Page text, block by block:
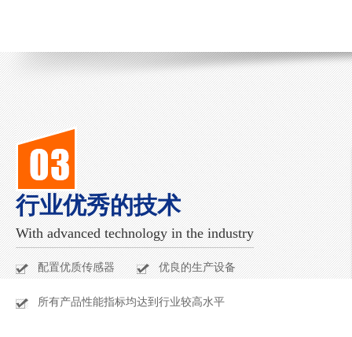
行业优秀的技术
With advanced technology in the industry
配置优质传感器 优良的生产设备
所有产品性能指标均达到行业较高水平